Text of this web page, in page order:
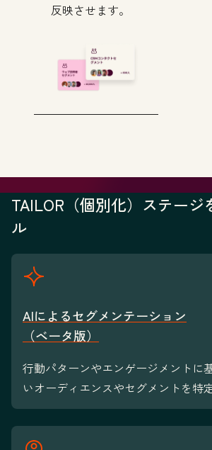
反映させます。
TAILOR（個別化）ステージ
ル
AIによるセグメンテーション
（ベータ版）
行動パターンやエンゲージメントに
いオーディエンスやセグメントを特